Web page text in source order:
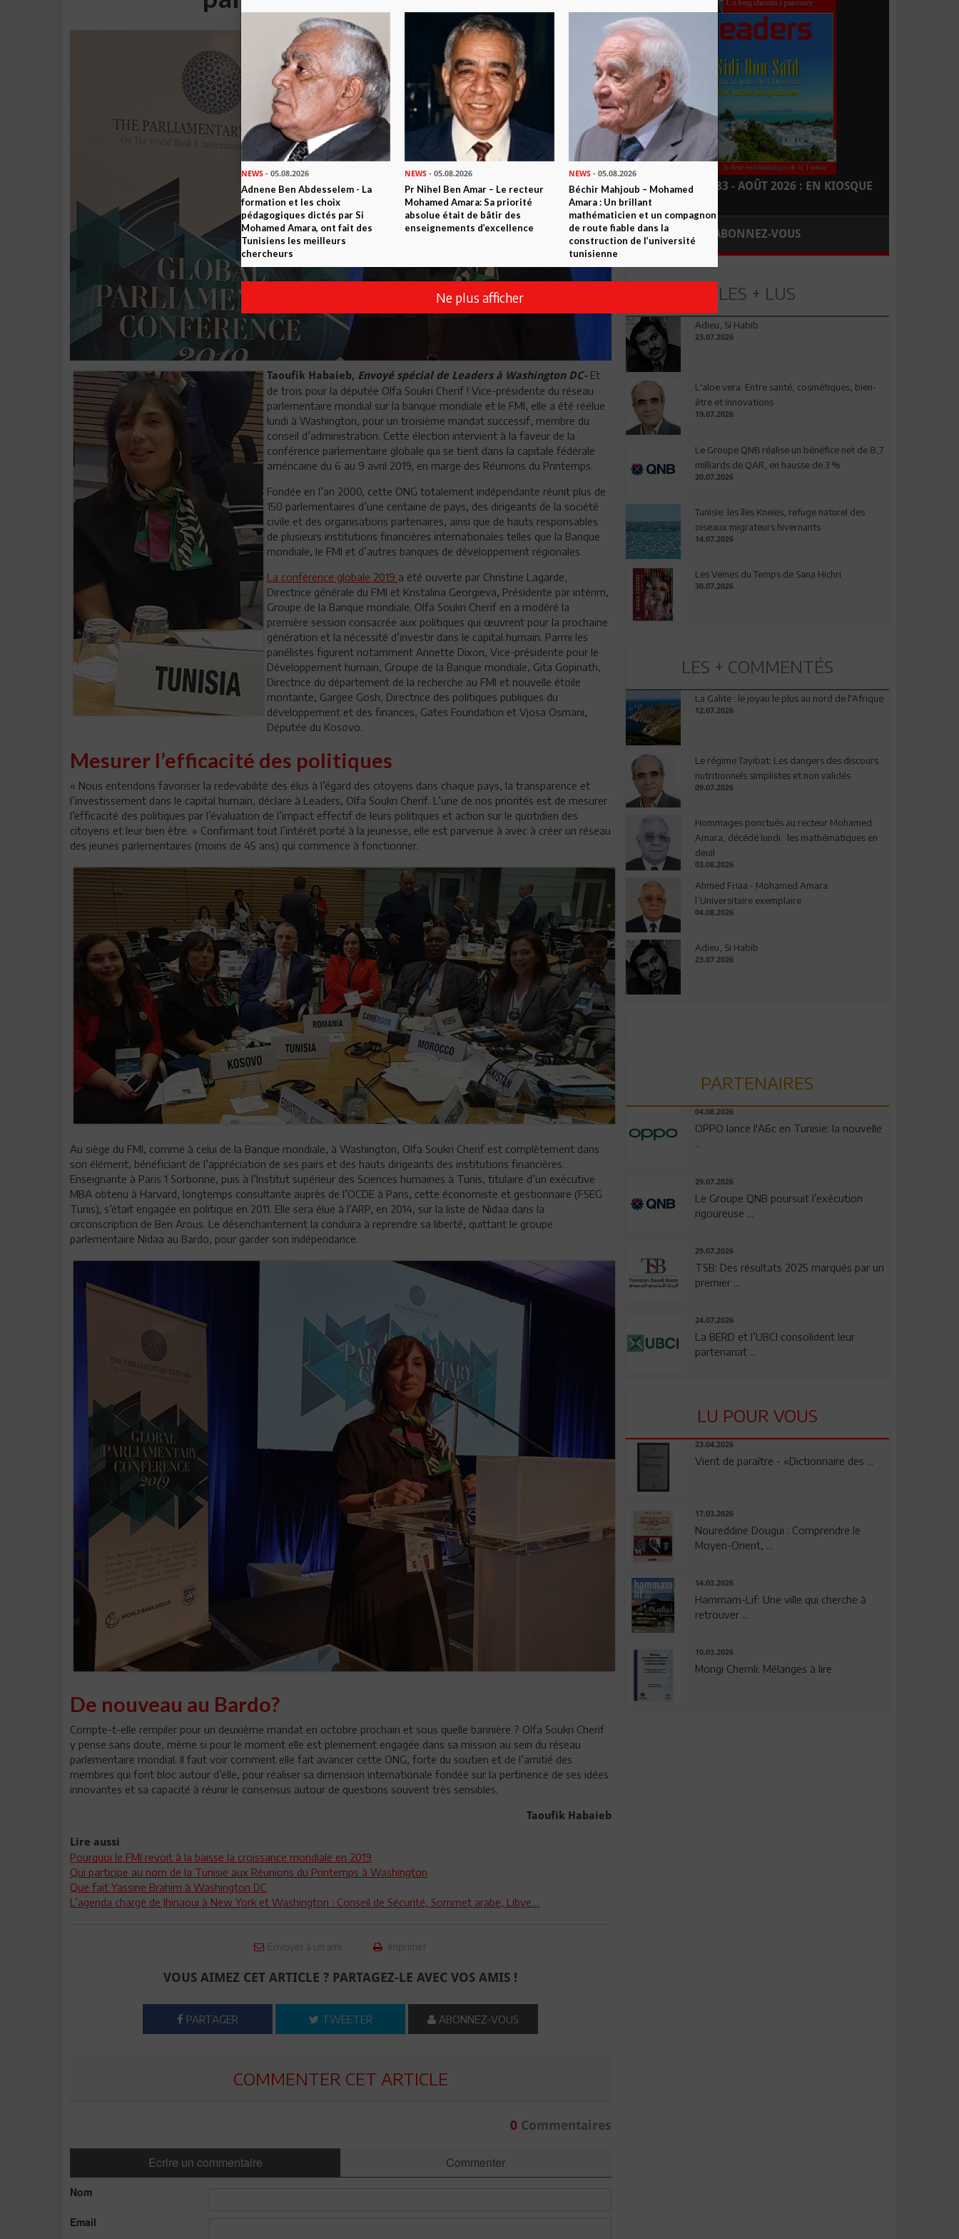
Taoufik Habaieb, Envoyé spécial de Leaders à Washington DC- Et
de trois pour la députée Olfa Soukri Cherif ! Vice-présidente du réseau
parlementaire mondial sur la banque mondiale et le FMI, elle a été réélue
lundi à Washington, pour un troisième mandat successif, membre du
conseil d’administration. Cette élection intervient à la faveur de la
conférence parlementaire globale qui se tient dans la capitale fédérale
américaine du 6 au 9 avril 2019, en marge des Réunions du Printemps.
Fondée en l’an 2000, cette ONG totalement indépendante réunit plus de
150 parlementaires d’une centaine de pays, des dirigeants de la société
civile et des organisations partenaires, ainsi que de hauts responsables
de plusieurs institutions financières internationales telles que la Banque
mondiale, le FMI et d’autres banques de développement régionales.
La conférence globale 2019 a été ouverte par Christine Lagarde,
Directrice générale du FMI et Kristalina Georgieva, Présidente par intérim,
Groupe de la Banque mondiale. Olfa Soukri Cherif en a modéré la
première session consacrée aux politiques qui œuvrent pour la prochaine
génération et la nécessité d’investir dans le capital humain. Parmi les
panélistes figurent notamment Annette Dixon, Vice-présidente pour le
Développement humain, Groupe de la Banque mondiale, Gita Gopinath,
Directrice du département de la recherche au FMI et nouvelle étoile
montante, Gargee Gosh, Directrice des politiques publiques du
développement et des finances, Gates Foundation et Vjosa Osmani,
Députée du Kosovo.
Mesurer l’efficacité des politiques
« Nous entendons favoriser la redevabilité des élus à l’égard des citoyens dans chaque pays, la transparence et
l’investissement dans le capital humain, déclare à Leaders, Olfa Soukri Cherif. L’une de nos priorités est de mesurer
l’efficacité des politiques par l’évaluation de l’impact effectif de leurs politiques et action sur le quotidien des
citoyens et leur bien être. » Confirmant tout l’intérêt porté à la jeunesse, elle est parvenue à avec à créer un réseau
des jeunes parlementaires (moins de 45 ans) qui commence à fonctionner.
Au siège du FMI, comme à celui de la Banque mondiale, à Washington, Olfa Soukri Cherif est complètement dans
son élément, bénéficiant de l’appréciation de ses pairs et des hauts dirigeants des institutions financières.
Enseignante à Paris 1 Sorbonne, puis à l’Institut supérieur des Sciences humaines à Tunis, titulaire d’un exécutive
MBA obtenu à Harvard, longtemps consultante auprès de l’OCDE à Paris, cette économiste et gestionnaire (FSEG
Tunis), s’était engagée en politique en 2011. Elle sera élue à l’ARP, en 2014, sur la liste de Nidaa dans la
circonscription de Ben Arous. Le désenchantement la conduira à reprendre sa liberté, quittant le groupe
parlementaire Nidaa au Bardo, pour garder son indépendance.
De nouveau au Bardo?
Compte-t-elle rempiler pour un deuxième mandat en octobre prochain et sous quelle bannière ? Olfa Soukri Cherif
y pense sans doute, même si pour le moment elle est pleinement engagée dans sa mission au sein du réseau
parlementaire mondial. Il faut voir comment elle fait avancer cette ONG, forte du soutien et de l’amitié des
membres qui font bloc autour d’elle, pour réaliser sa dimension internationale fondée sur la pertinence de ses idées
innovantes et sa capacité à réunir le consensus autour de questions souvent très sensibles.
Taoufik Habaieb
Lire aussi
Pourquoi le FMI revoit à la baisse la croissance mondiale en 2019
Qui participe au nom de la Tunisie aux Réunions du Printemps à Washington
Que fait Yassine Brahim à Washington DC
L’agenda chargé de Jhinaoui à New York et Washington : Conseil de Sécurité, Sommet arabe, Libye…
Envoyer à un ami Imprimer
VOUS AIMEZ CET ARTICLE ? PARTAGEZ-LE AVEC VOS AMIS !
PARTAGER TWEETER ABONNEZ-VOUS
COMMENTER CET ARTICLE
0Commentaires
Ecrire un commentaire Commenter
Nom
Email
LEADERS N° 183 - AOÛT 2026 : EN KIOSQUE
ABONNEZ-VOUS
LES + LUS
Adieu, Si Habib
23.07.2026
L'aloe vera: Entre santé, cosmétiques, bien-
être et innovations
19.07.2026
Le Groupe QNB réalise un bénéfice net de 8,7
milliards de QAR, en hausse de 3 %
20.07.2026
Tunisie: les îles Kneïes, refuge naturel des
oiseaux migrateurs hivernants
14.07.2026
Les Veines du Temps de Sana Hichri
30.07.2026
LES + COMMENTÉS
La Galite : le joyau le plus au nord de l'Afrique
12.07.2026
Le régime Tayibat: Les dangers des discours
nutritionnels simplistes et non validés
09.07.2026
Hommages ponctués au recteur Mohamed
Amara, décédé lundi : les mathématiques en
deuil
03.08.2026
Ahmed Friaa - Mohamed Amara:
l’Universitaire exemplaire
04.08.2026
Adieu, Si Habib
23.07.2026
PARTENAIRES
04.08.2026
OPPO lance l'A6c en Tunisie: la nouvelle
...
29.07.2026
Le Groupe QNB poursuit l’exécution
rigoureuse ...
29.07.2026
TSB: Des résultats 2025 marqués par un
premier ...
24.07.2026
La BERD et l’UBCI consolident leur
partenariat ...
LU POUR VOUS
23.04.2026
Vient de paraître - «Dictionnaire des ...
17.03.2026
Noureddine Dougui : Comprendre le
Moyen-Orient, ...
14.03.2026
Hammam-Lif: Une ville qui cherche à
retrouver ...
10.03.2026
Mongi Chemli: Mélanges à lire
NEWS - 05.08.2026
Adnene Ben Abdesselem - La
formation et les choix
pédagogiques dictés par Si
Mohamed Amara, ont fait des
Tunisiens les meilleurs
chercheurs
NEWS - 05.08.2026
Pr Nihel Ben Amar – Le recteur
Mohamed Amara: Sa priorité
absolue était de bâtir des
enseignements d’excellence
NEWS- 05.08.2026
Béchir Mahjoub – Mohamed
Amara : Un brillant
mathématicien et un compagnon
de route fiable dans la
construction de l’université
tunisienne
Ne plus afficher